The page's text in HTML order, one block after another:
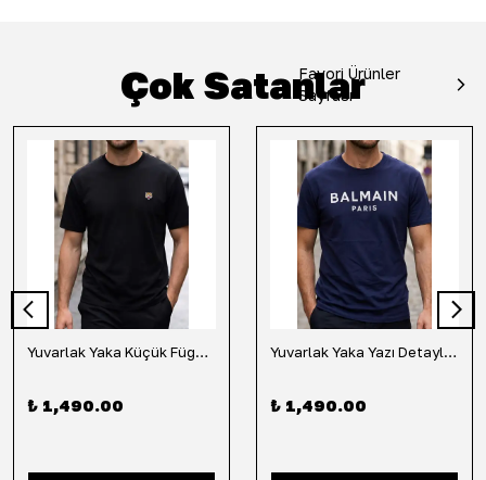
Çok Satanlar
Favori Ürünler
Sayfası
Yuvarlak Yaka Küçük Fügür Detaylı Tişört-Siyah
₺ 1,490.00
Yuvarlak Yaka Yazı Detaylı Tişört-Lacivert
₺ 1,490.00